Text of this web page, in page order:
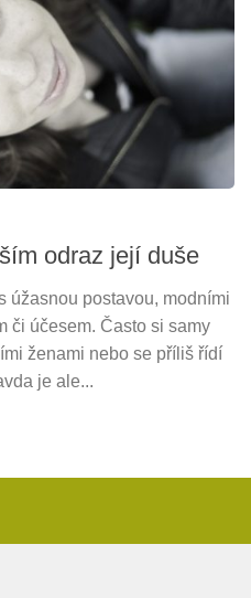
odraz její duše
úžasnou postavou, modními
či účesem. Často si samy
ženami nebo se příliš řídí
je ale...